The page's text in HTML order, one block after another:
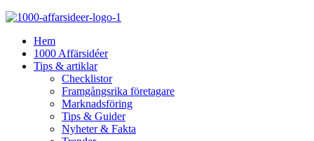
Hem
1000 Affärsidéer
Tips & artiklar
Checklistor
Framgångsrika företagare
Marknadsföring
Tips & Guider
Nyheter & Fakta